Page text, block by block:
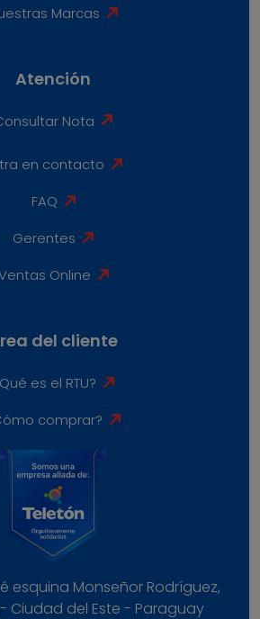
Marcas
Atención
Nota
en contacto
FAQ
Gerentes
Online
del cliente
es el RTU?
comprar?
esquina Monseñor Rodríguez,
Ciudad del Este - Paraguay